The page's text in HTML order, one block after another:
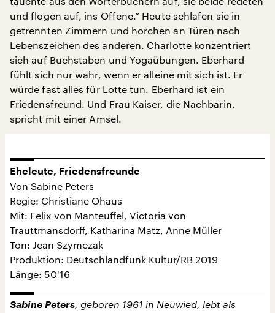
und flogen auf, ins Offene.“ Heute schlafen sie in
getrennten Zimmern und horchen an Türen nach
Lebenszeichen des anderen. Charlotte konzentriert
sich auf Buchstaben und Yogaübungen. Eberhard
fühlt sich nur wahr, wenn er alleine mit sich ist. Er
würde fast alles für Lotte tun. Eberhard ist ein
Friedensfreund. Und Frau Kaiser, die Nachbarin,
spricht mit einer Amsel.
Eheleute, Friedensfreunde
Von Sabine Peters
Regie: Christiane Ohaus
Mit: Felix von Manteuffel, Victoria von
Trauttmansdorff, Katharina Matz, Anne Müller
Ton: Jean Szymczak
Produktion: Deutschlandfunk Kultur/RB 2019
Länge: 50'16
Sabine Peters, geboren 1961 in Neuwied, lebt als